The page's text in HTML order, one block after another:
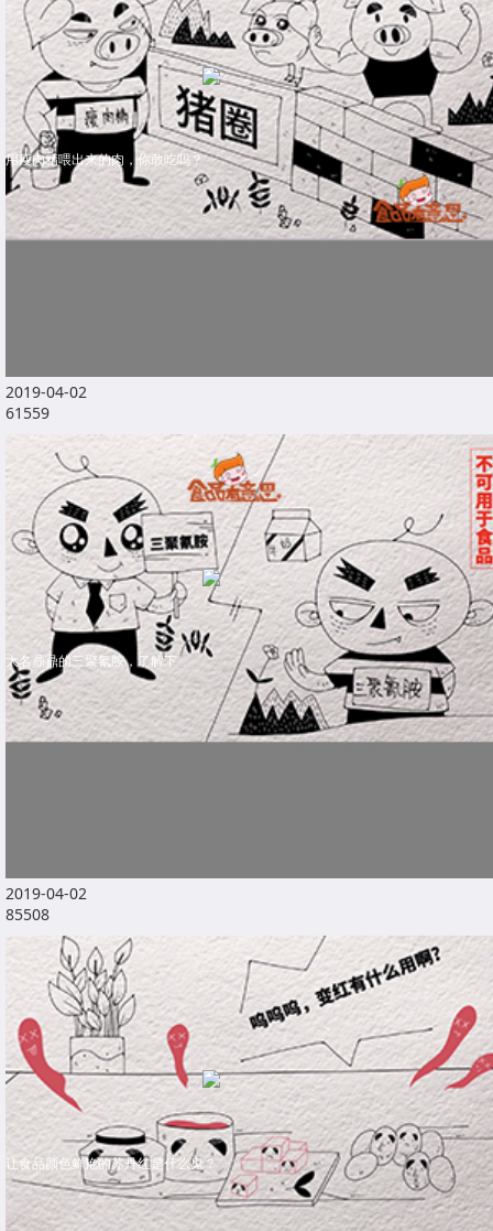
用瘦肉精喂出来的肉，你敢吃吗？
2019-04-02
61559
大名鼎鼎的三聚氰胺，了解下
2019-04-02
85508
让食品颜色鲜艳的苏丹红是什么鬼？